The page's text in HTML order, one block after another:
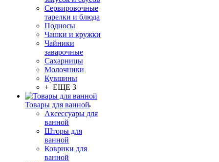
Сервировочные
тарелки и блюда
Подносы
Чашки и кружки
Чайники
заварочные
Сахарницы
Молочники
Кувшины
+ ЕЩЕ 3
Товары для ванной
Аксессуары для
ванной
Шторы для
ванной
Коврики для
ванной